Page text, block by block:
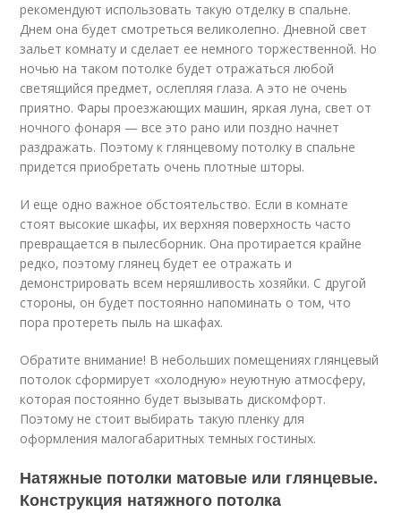
рекомендуют использовать такую отделку в спальне.
Днем она будет смотреться великолепно. Дневной свет
зальет комнату и сделает ее немного торжественной. Но
ночью на таком потолке будет отражаться любой
светящийся предмет, ослепляя глаза. А это не очень
приятно. Фары проезжающих машин, яркая луна, свет от
ночного фонаря — все это рано или поздно начнет
раздражать. Поэтому к глянцевому потолку в спальне
придется приобретать очень плотные шторы.
И еще одно важное обстоятельство. Если в комнате
стоят высокие шкафы, их верхняя поверхность часто
превращается в пылесборник. Она протирается крайне
редко, поэтому глянец будет ее отражать и
демонстрировать всем неряшливость хозяйки. С другой
стороны, он будет постоянно напоминать о том, что
пора протереть пыль на шкафах.
Обратите внимание! В небольших помещениях глянцевый
потолок сформирует «холодную» неуютную атмосферу,
которая постоянно будет вызывать дискомфорт.
Поэтому не стоит выбирать такую пленку для
оформления малогабаритных темных гостиных.
Натяжные потолки матовые или глянцевые.
Конструкция натяжного потолка